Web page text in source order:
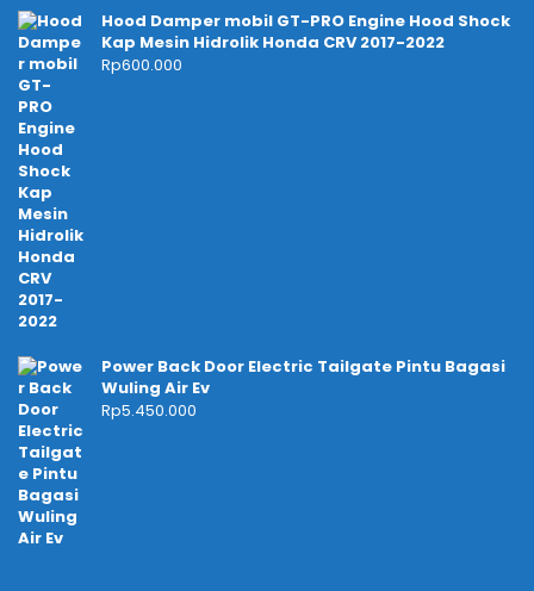
Hood Damper mobil GT-PRO Engine Hood Shock
Kap Mesin Hidrolik Honda CRV 2017-2022
Rp600.000
Power Back Door Electric Tailgate Pintu Bagasi
Wuling Air Ev
Rp5.450.000